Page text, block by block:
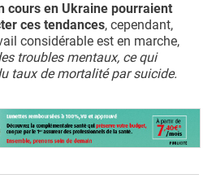
cours en Ukraine pourraient
ces tendances, cependant,
considérable est en marche,
troubles mentaux, ce qui
taux de mortalité par suicide.